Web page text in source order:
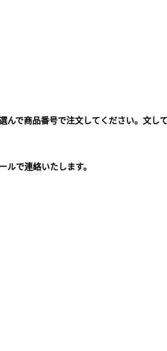
で商品番号で注文してください。文して
ルで連絡いたします。